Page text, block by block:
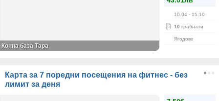
10.04 - 15.10
10 грабнати
Ягодово
Конна база Тара
Карта за 7 поредни посещения на фитнес - без
лимит за деня